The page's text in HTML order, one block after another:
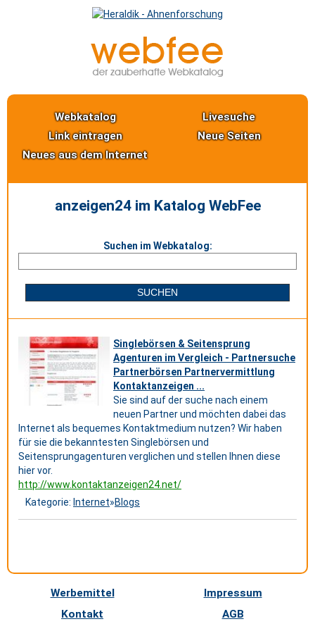
Webkatalog
Livesuche
Link eintragen
Neue Seiten
Neues aus dem Internet
anzeigen24 im Katalog WebFee
Suchen im Webkatalog:
Singlebörsen & Seitensprung
Agenturen im Vergleich - Partnersuche
Partnerbörsen Partnervermittlung
Kontaktanzeigen ...
Sie sind auf der suche nach einem
neuen Partner und möchten dabei das
Internet als bequemes Kontaktmedium nutzen? Wir haben
für sie die bekanntesten Singlebörsen und
Seitensprungagenturen verglichen und stellen Ihnen diese
hier vor.
http://www.kontaktanzeigen24.net/
Kategorie: Internet»Blogs
Werbemittel
Impressum
Kontakt
AGB